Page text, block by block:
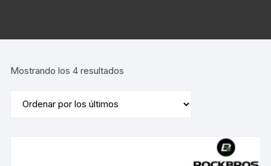
Mostrando los 4 resultados